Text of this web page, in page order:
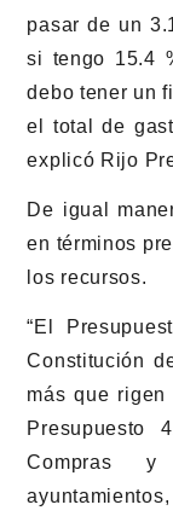
pasar de un
si tengo 15.4
debo tener un
el total de
explicó Rijo
De igual
en términos
los recursos.
“El
Constitución
más que
Presupuesto
Compras